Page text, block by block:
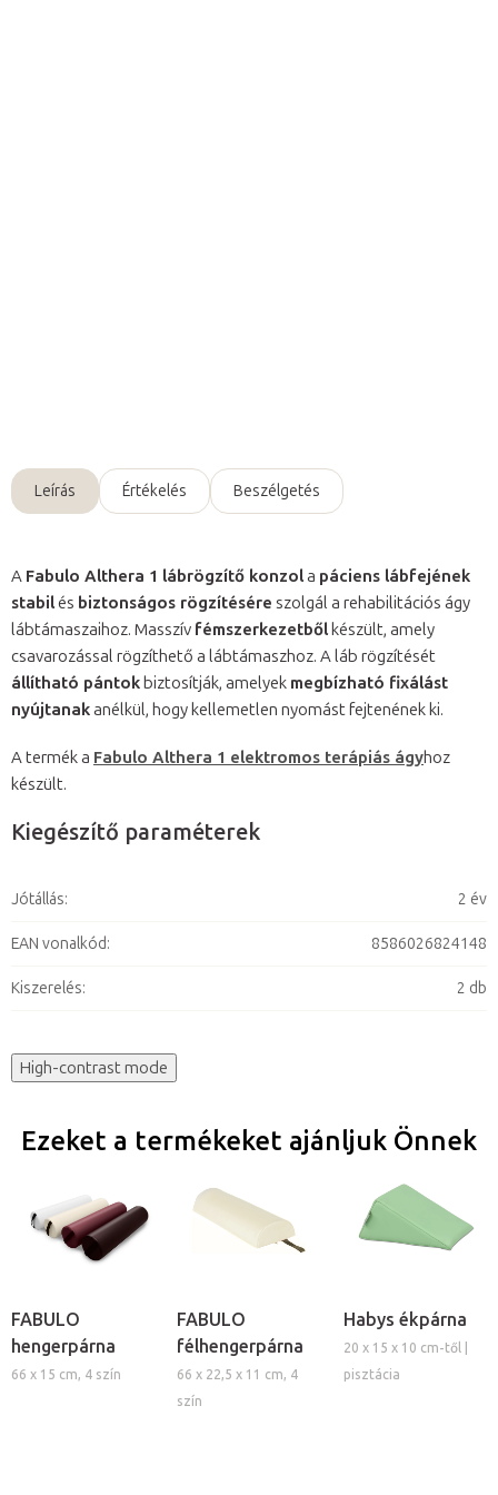
Leírás Értékelés Beszélgetés
A Fabulo Althera 1 lábrögzítő konzola páciens lábfejének
stabilés biztonságos rögzítésére szolgál a rehabilitációs ágy
lábtámaszaihoz. Masszív fémszerkezetből készült, amely
csavarozással rögzíthető a lábtámaszhoz. A láb rögzítését
állítható pántok biztosítják, amelyek megbízható fixálást
nyújtanakanélkül, hogy kellemetlen nyomást fejtenének ki.
A termék a Fabulo Althera 1 elektromos terápiás ágyhoz
készült.
Kiegészítő paraméterek
Jótállás: 2 év
EAN vonalkód: 8586026824148
Kiszerelés: 2 db
High-contrast mode
Ezeket a termékeket ajánljuk Önnek
FABULO
hengerpárna
66 x 15 cm, 4 szín
FABULO
félhengerpárna
66 x 22,5 x 11 cm, 4
szín
Habys ékpárna
20 x 15 x 10 cm-től |
pisztácia